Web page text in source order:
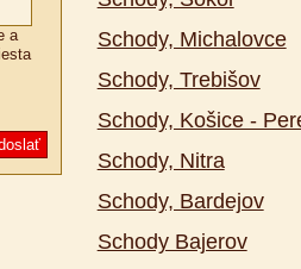
a
Schody, Michalovce
Schody, Trebišov
Schody, Košice -
Schody, Nitra
Schody, Bardejov
Schody Bajerov